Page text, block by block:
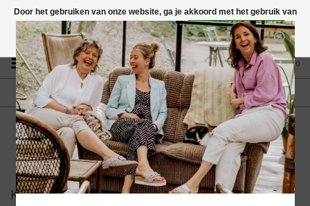
Vragen? App naar +31 58 250 1503
0
GRATIS VERZENDING NL
Vanaf € 75,-
FYSIEKE WINKEL
in Mantgum (frl)
fdad
Kinderen
Door het gebruiken van onze website, ga je akkoord met het gebruik van
cookies om onze website te verbeteren.
Dit bericht verbergen
Meer over cookies »